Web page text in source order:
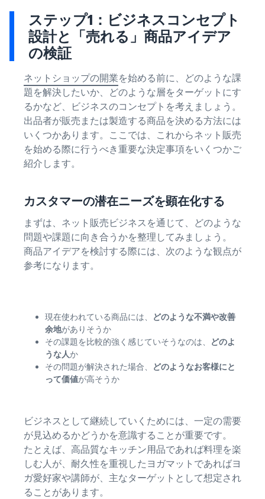
ステップ1：ビジネスコンセプト
設計と「売れる」商品アイデア
の検証
ネットショップの開業を始める前に、どのような課
題を解決したいか、どのような層をターゲットにす
るかなど、ビジネスのコンセプトを考えましょう。
出品者が販売または製造する商品を決める方法には
いくつかあります。ここでは、これからネット販売
を始める際に行うべき重要な決定事項をいくつかご
紹介します。
カスタマーの潜在ニーズを顕在化する
まずは、ネット販売ビジネスを通じて、どのような
問題や課題に向き合うかを整理してみましょう。
商品アイデアを検討する際には、次のような観点が
参考になります。
現在使われている商品には、
どのような不満や改善
余地がありそうか
その課題を比較的強く感じていそうなのは、
どのよ
うな人か
その問題が解決された場合、
どのようなお客様にと
って価値が高そうか
ビジネスとして継続していくためには、一定の需要
が見込めるかどうかを意識することが重要です。
たとえば、高品質なキッチン用品であれば料理を楽
しむ人が、耐久性を重視したヨガマットであればヨ
ガ愛好家や講師が、主なターゲットとして想定され
ることがあります。